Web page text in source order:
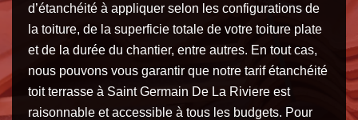
d’étanchéité à appliquer selon les configurations de
la toiture, de la superficie totale de votre toiture plate
et de la durée du chantier, entre autres. En tout cas,
nous pouvons vous garantir que notre tarif étanchéité
toit terrasse à Saint Germain De La Riviere est
raisonnable et accessible à tous les budgets. Pour